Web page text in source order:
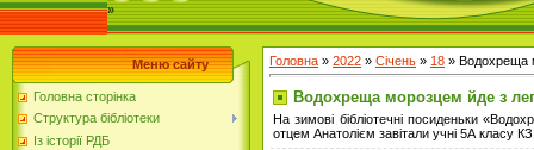
»
Меню сайту
Головна сторінка
Структура бібліотеки
Із історії РДБ
Головна » 2022 » Січень » 18 » Водохреща
Водохреща морозцем йде з
На зимові бібліотечні посиденьки
отцем Анатолієм завітали учні 5А